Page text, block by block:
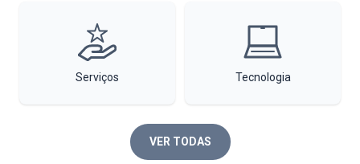
Serviços Tecnologia
VER TODAS